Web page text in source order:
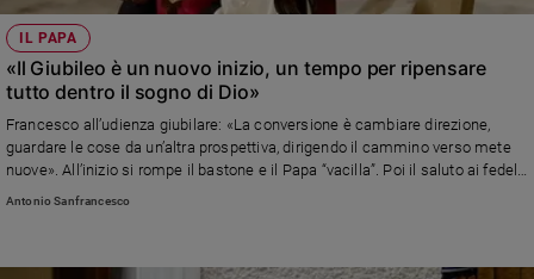
IL PAPA
«Il Giubileo è un nuovo inizio, un tempo per ripensare
tutto dentro il sogno di Dio»
Francesco all’udienza giubilare: «La conversione è cambiare direzione,
guardare le cose da un’altra prospettiva, dirigendo il cammino verso mete
nuove». All’inizio si rompe il bastone e il Papa “vacilla”. Poi il saluto ai fedeli
presenti anche nella Basilica di San Pietro
Antonio Sanfrancesco